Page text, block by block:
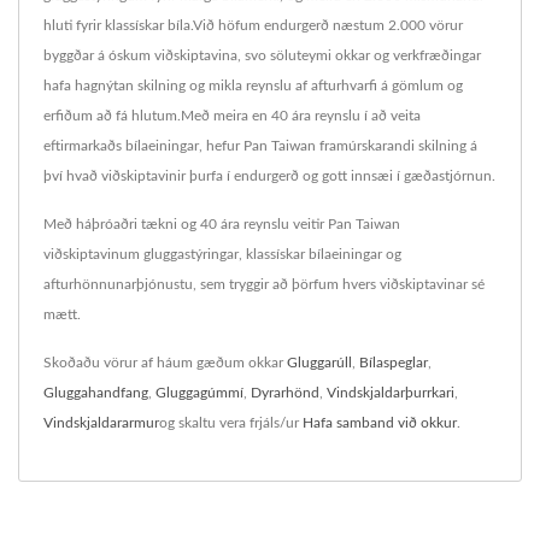
hluti fyrir klassískar bíla.Við höfum endurgerð næstum 2.000 vörur
byggðar á óskum viðskiptavina, svo söluteymi okkar og verkfræðingar
hafa hagnýtan skilning og mikla reynslu af afturhvarfi á gömlum og
erfiðum að fá hlutum.Með meira en 40 ára reynslu í að veita
eftirmarkaðs bílaeiningar, hefur Pan Taiwan framúrskarandi skilning á
því hvað viðskiptavinir þurfa í endurgerð og gott innsæi í gæðastjórnun.
Með háþróaðri tækni og 40 ára reynslu veitir Pan Taiwan
viðskiptavinum gluggastýringar, klassískar bílaeiningar og
afturhönnunarþjónustu, sem tryggir að þörfum hvers viðskiptavinar sé
mætt.
Skoðaðu vörur af háum gæðum okkarGluggarúll Bílaspeglar,
Gluggahandfang Gluggagúmmí Dyrarhönd Vindskjaldarþurrkari
Vindskjaldararmurog skaltu vera frjáls/ur Hafa samband við okkur.